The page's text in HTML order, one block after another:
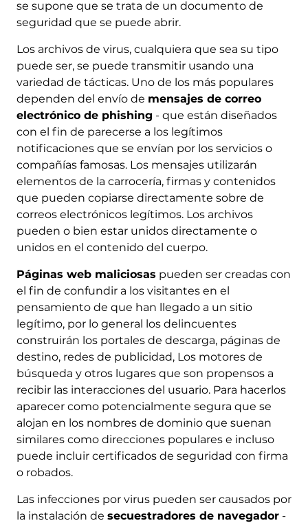
se supone que se trata de un documento de
seguridad que se puede abrir.
Los archivos de virus, cualquiera que sea su tipo
puede ser, se puede transmitir usando una
variedad de tácticas. Uno de los más populares
dependen del envío de mensajes de correo
electrónico de phishing - que están diseñados
con el fin de parecerse a los legítimos
notificaciones que se envían por los servicios o
compañías famosas. Los mensajes utilizarán
elementos de la carrocería, firmas y contenidos
que pueden copiarse directamente sobre de
correos electrónicos legítimos. Los archivos
pueden o bien estar unidos directamente o
unidos en el contenido del cuerpo.
Páginas web maliciosas pueden ser creadas con
el fin de confundir a los visitantes en el
pensamiento de que han llegado a un sitio
legítimo, por lo general los delincuentes
construirán los portales de descarga, páginas de
destino, redes de publicidad, Los motores de
búsqueda y otros lugares que son propensos a
recibir las interacciones del usuario. Para hacerlos
aparecer como potencialmente segura que se
alojan en los nombres de dominio que suenan
similares como direcciones populares e incluso
puede incluir certificados de seguridad con firma
o robados.
Las infecciones por virus pueden ser causados ​​por
la instalación de secuestradores de navegador-